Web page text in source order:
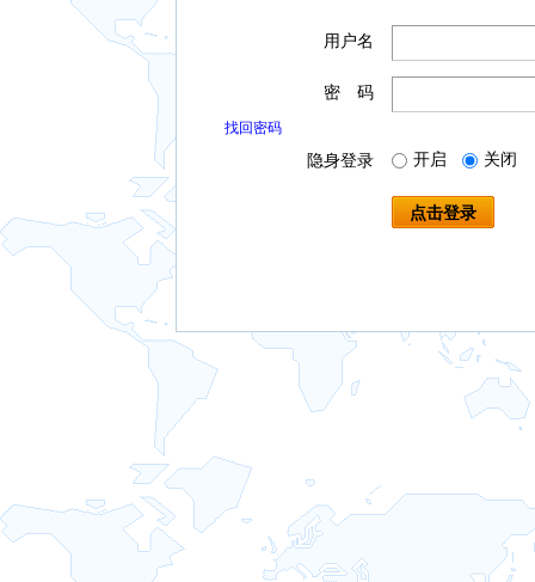
用户名
密 码
找回密码
隐身登录 开启 关闭
点击登录